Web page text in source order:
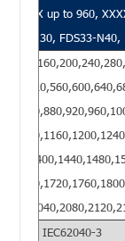
XXX up to 960,
N30, FDS33-
IEC62040-3